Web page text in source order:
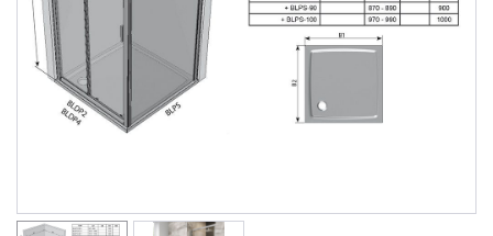
Гидромассаж для ванны
Душевые каналы
Средства ухода